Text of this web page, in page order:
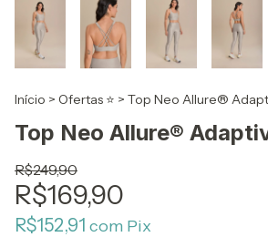
Início > Ofertas ⭐ > Top Neo Allure®
Top Neo Allure®
R$249,90
R$169,90
R$152,91 com Pix